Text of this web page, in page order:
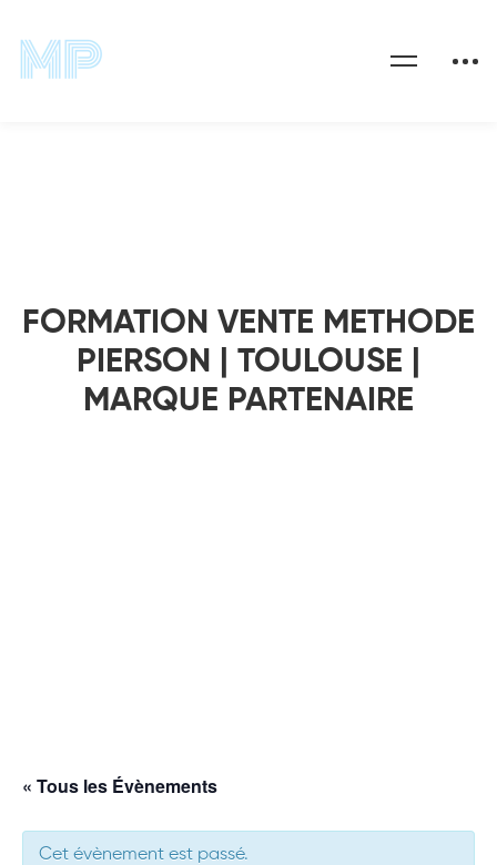
FORMATION VENTE METHODE
PIERSON | TOULOUSE |
MARQUE PARTENAIRE
FORMATION VENTE METHODE PIERSON | TOULOUSE |
MARQUE PARTENAIRE
« Tous les Évènements
Cet évènement est passé.